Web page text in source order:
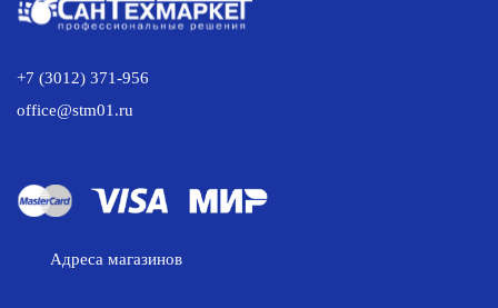
+7 (3012) 371-956
office@stm01.ru
Адреса магазинов